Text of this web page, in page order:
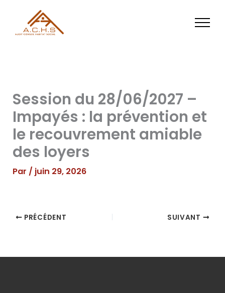
contenu
Session du 28/06/2027 –
Impayés : la prévention et
le recouvrement amiable
des loyers
Par / juin 29, 2026
PRÉCÉDENT SUIVANT